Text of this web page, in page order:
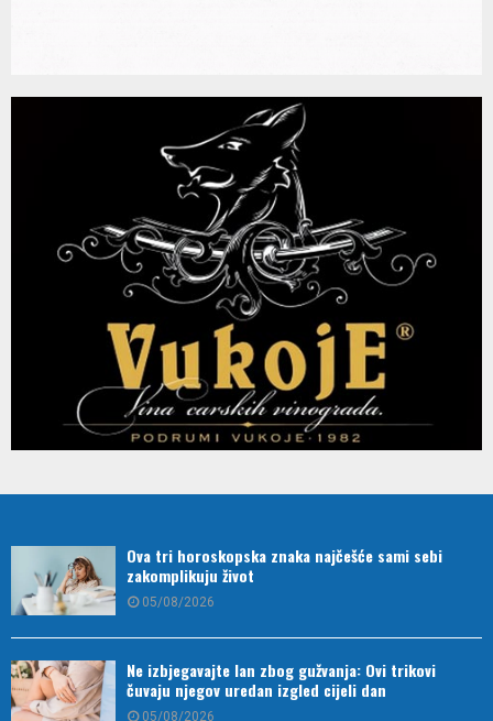
Ova tri horoskopska znaka najčešće sami sebi
zakomplikuju život
05/08/2026
Ne izbjegavajte lan zbog gužvanja: Ovi trikovi
čuvaju njegov uredan izgled cijeli dan
05/08/2026